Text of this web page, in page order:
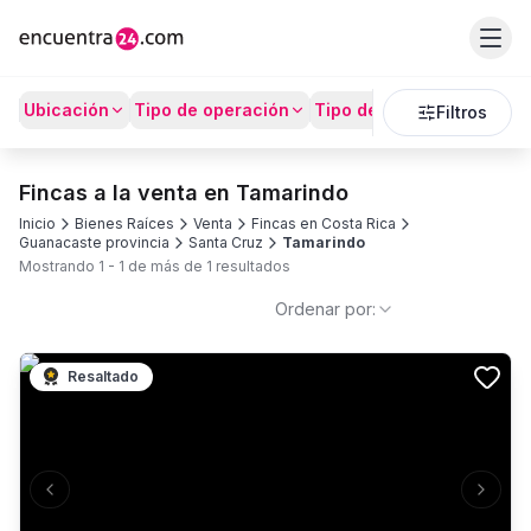
Ubicación Tipo de operación Tipo de Propiedad
Filtros
Fincas a la venta en Tamarindo
Inicio Bienes Raíces Venta
Fincas en Costa Rica
Guanacaste provincia
Santa Cruz
Tamarindo
Mostrando 1 - 1 de más de 1 resultados
Ordenar por:
Previous slide Next
Resaltado